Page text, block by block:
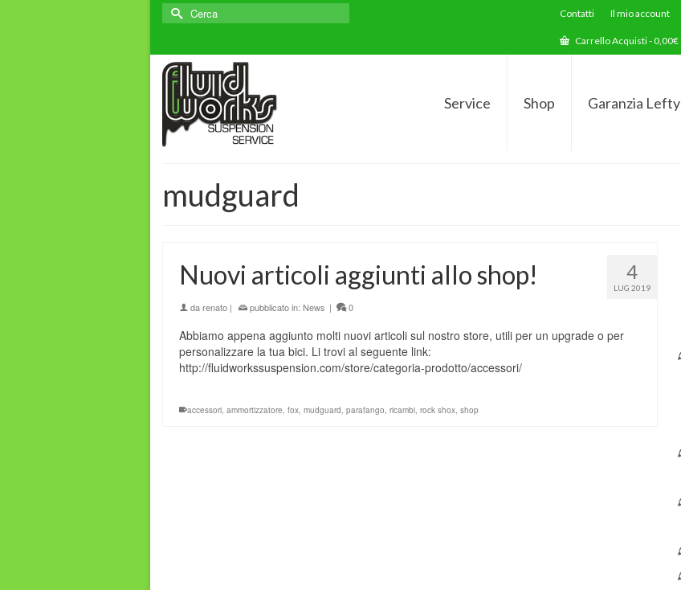
Contatti Il mio account
Carrello Acquisti-0,00€
Cerca
per:
Service Shop Garanzia Lefty
mudguard
4
LUG 2019
Nuovi articoli aggiunti allo shop!
darenato | pubblicato in: News | 0
Abbiamo appena aggiunto molti nuovi articoli sul nostro store, utili per un upgrade o per
personalizzare la tua bici. Li trovi al seguente link:
http://fluidworkssuspension.com/store/categoria-prodotto/accessori/
accessori, ammortizzatore, fox, mudguard, parafango, ricambi, rock shox, shop